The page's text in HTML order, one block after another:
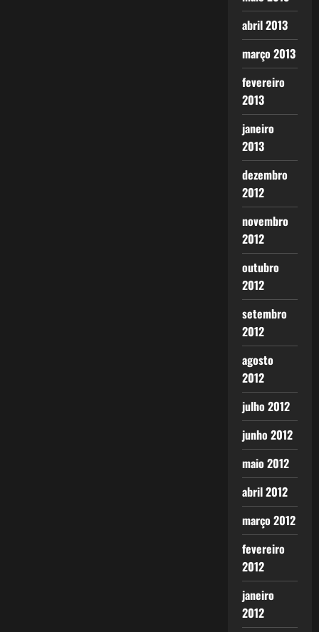
abril 2013
março 2013
fevereiro
2013
janeiro
2013
dezembro
2012
novembro
2012
outubro
2012
setembro
2012
agosto
2012
julho 2012
junho 2012
maio 2012
abril 2012
março 2012
fevereiro
2012
janeiro
2012